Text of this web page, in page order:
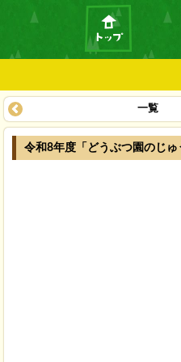
一覧
令和8年度「どうぶつ園のじ